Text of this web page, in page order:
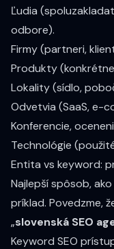
Ľudia
odbore).
Firmy (partneri,
Produkty
Lokality (sídlo,
Odvetvia (SaaS, e-
Konferencie,
Technológie
Entita vs keyword:
Najlepší spôsob,
príklad. Povedzme,
„slovenská SEO
Keyword SEO